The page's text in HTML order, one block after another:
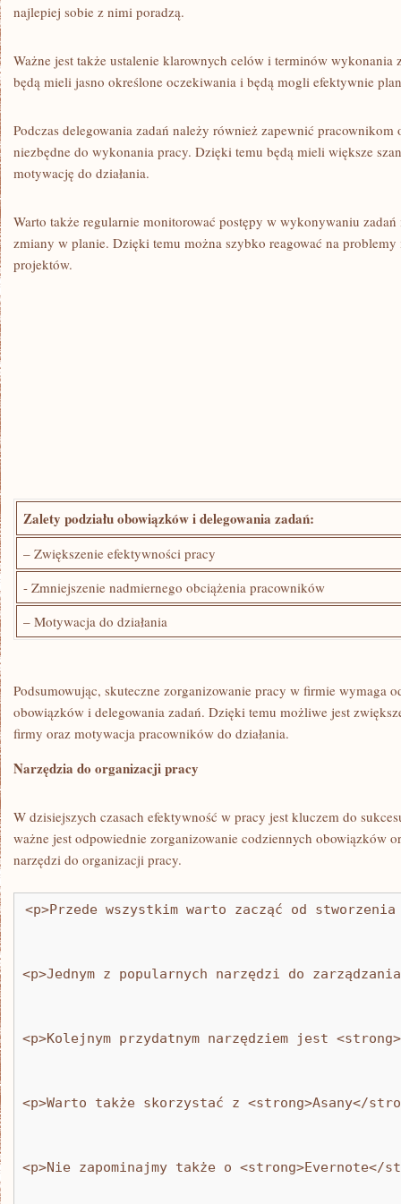
najlepiej sobie z nimi poradzą.
Ważne ​jest także ustalenie klarownych celów i terminów ‍wykonania
będą mieli jasno określone oczekiwania i będą mogli efektywnie
Podczas delegowania zadań należy również ​zapewnić
niezbędne do wykonania pracy. Dzięki temu ⁣będą mieli większe
motywację do​ działania.
Warto także regularnie⁣ monitorować postępy w wykonywaniu
zmiany w⁢ planie. Dzięki temu można szybko reagować na
projektów.
Zalety podziału obowiązków⁢ i‍ delegowania zadań:
– Zwiększenie efektywności ⁣pracy
-​ Zmniejszenie‍ nadmiernego ‍obciążenia pracowników
– ⁣Motywacja do działania
Podsumowując, skuteczne zorganizowanie pracy w firmie wymaga
obowiązków i delegowania zadań. Dzięki temu ‍możliwe ‌jest
firmy ⁣oraz motywacja pracowników do działania.
Narzędzia ‌do organizacji ⁣pracy
W‌ dzisiejszych czasach efektywność w pracy jest kluczem do⁣
ważne jest odpowiednie zorganizowanie codziennych obowiązków
narzędzi do⁢ organizacji pracy.
<p>Przede wszystkim warto zacząć od
<p>Jednym z popularnych narzędzi do
<p>Kolejnym przydatnym narzędziem jest
<p>Warto także skorzystać z <strong>Asany</
<p>Nie zapominajmy także o